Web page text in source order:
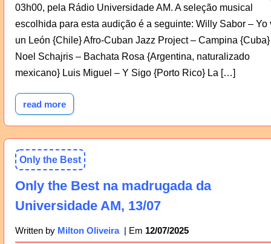
03h00, pela Rádio Universidade AM. A seleção musical
escolhida para esta audição é a seguinte: Willy Sabor – Yo
un León {Chile} Afro-Cuban Jazz Project – Campina {Cuba}
Noel Schajris – Bachata Rosa {Argentina, naturalizado
mexicano} Luis Miguel – Y Sigo {Porto Rico} La […]
read more
Only the Best
Only the Best na madrugada da
Universidade AM, 13/07
Written by Milton Oliveira 12/07/2025